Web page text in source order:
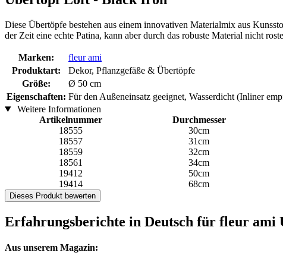
Diese Übertöpfe bestehen aus einem innovativen Materialmix aus
der Zeit eine echte Patina, kann aber durch das robuste Material nicht
Marken:
fleur ami
Produktart:
Dekor, Pflanzgefäße & Übertöpfe
Größe:
Ø 50 cm
Eigenschaften: Für den Außeneinsatz geeignet, Wasserdicht (Inliner
Weitere Informationen
Artikelnummer
Durchmesser
18555
30cm
18557
31cm
18559
32cm
18561
34cm
19412
50cm
19414
68cm
Dieses Produkt bewerten
Erfahrungsberichte in Deutsch für fleur
Aus unserem Magazin: